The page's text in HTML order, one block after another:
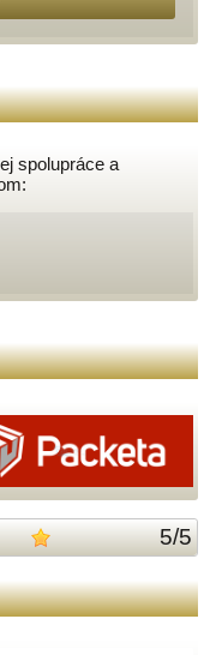
5/5
spolupráce a